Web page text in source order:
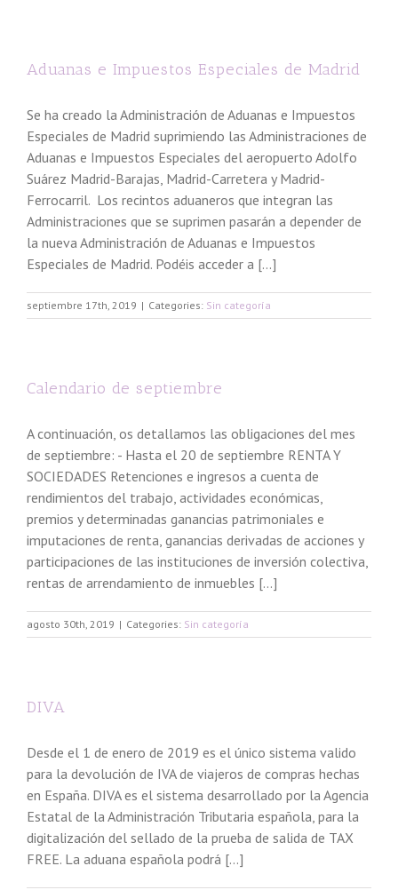
Aduanas e Impuestos Especiales de Madrid
Se ha creado la Administración de Aduanas e Impuestos
Especiales de Madrid suprimiendo las Administraciones de
Aduanas e Impuestos Especiales del aeropuerto Adolfo
Suárez Madrid-Barajas, Madrid-Carretera y Madrid-
Ferrocarril. Los recintos aduaneros que integran las
Administraciones que se suprimen pasarán a depender de
la nueva Administración de Aduanas e Impuestos
Especiales de Madrid. Podéis acceder a [...]
septiembre 17th, 2019 | Categories: Sin categoría
Calendario de septiembre
A continuación, os detallamos las obligaciones del mes
de septiembre: - Hasta el 20 de septiembre RENTA Y
SOCIEDADES Retenciones e ingresos a cuenta de
rendimientos del trabajo, actividades económicas,
premios y determinadas ganancias patrimoniales e
imputaciones de renta, ganancias derivadas de acciones y
participaciones de las instituciones de inversión colectiva,
rentas de arrendamiento de inmuebles [...]
agosto 30th, 2019 | Categories: Sin categoría
DIVA
Desde el 1 de enero de 2019 es el único sistema valido
para la devolución de IVA de viajeros de compras hechas
en España. DIVA es el sistema desarrollado por la Agencia
Estatal de la Administración Tributaria española, para la
digitalización del sellado de la prueba de salida de TAX
FREE. La aduana española podrá [...]